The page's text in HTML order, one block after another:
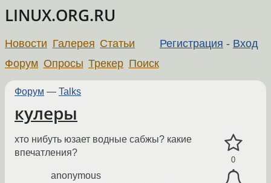
LINUX.ORG.RU
Регистрация - Вход
Новости Галерея Статьи
Форум Опросы Трекер Поиск
Форум — Talks
кулеры
0
хто нибуть юзает водные сабжы? какие
впечатления?
anonymous